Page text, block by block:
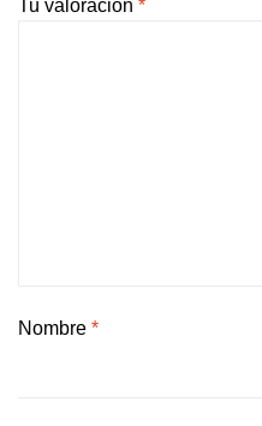
Tu valoración *
Nombre *